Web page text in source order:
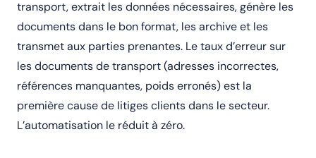
transport, extrait les données nécessaires, génère les
documents dans le bon format, les archive et les
transmet aux parties prenantes. Le taux d’erreur sur
les documents de transport (adresses incorrectes,
références manquantes, poids erronés) est la
première cause de litiges clients dans le secteur.
L’automatisation le réduit à zéro.